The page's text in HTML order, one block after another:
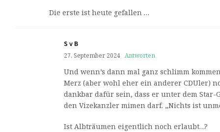
Die erste ist heute gefallen …
S v B
27. September 2024 Antworten
Und wenn’s dann mal ganz schlimm
Merz (aber wohl eher ein anderer CDUler)
dankbar dafür sein, dass er unter dem Star-
den Vizekanzler mimen darf. „Nichts ist
Ist Albträumen eigentlich noch erlaubt…?